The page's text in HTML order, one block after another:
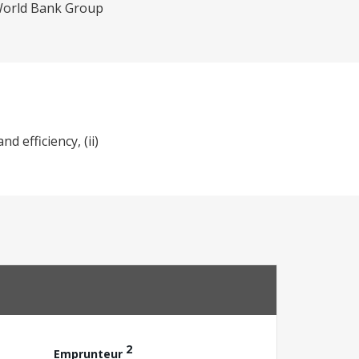
Bank Group
efficiency, (ii)
Emprunteur 2